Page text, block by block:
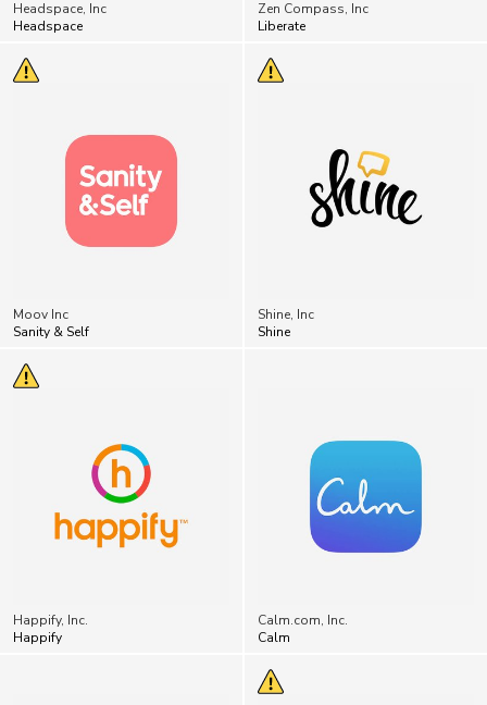
Headspace, Inc
Headspace
Zen Compass, Inc
Liberate
Moov Inc
Sanity & Self
Shine, Inc
Shine
Happify, Inc.
Happify
Calm.com, Inc.
Calm